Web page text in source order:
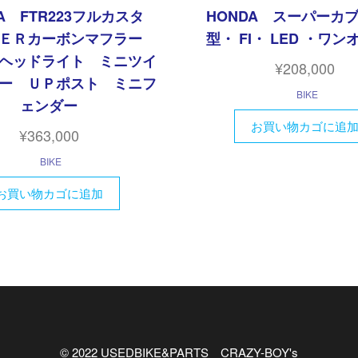
FTR223フルカスタ
Ｒカーボンマフラー
ッドライト ミニツイ
ＵＰポスト ミニフ
ェンダー
¥363,000
BIKE
買い物カゴに追加
HONDA スーパーカ
型・ FI・ LED ・ワン
¥208,000
BIKE
お買い物カゴに追加
© 2022 USEDBIKE&PARTS CRAZY-BOY's